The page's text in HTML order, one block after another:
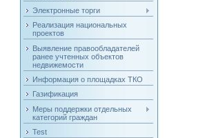
Электронные торги
Реализация национальных
проектов
Выявление правообладателей
ранее учтенных объектов
недвижемости
Информация о площадках ТКО
Газификация
Меры поддержки отдельных
категорий граждан
Test